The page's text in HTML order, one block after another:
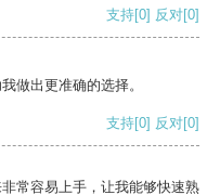
支持[0] 反对[0]
做出更准确的选择。
支持[0] 反对[0]
常容易上手，让我能够快速熟